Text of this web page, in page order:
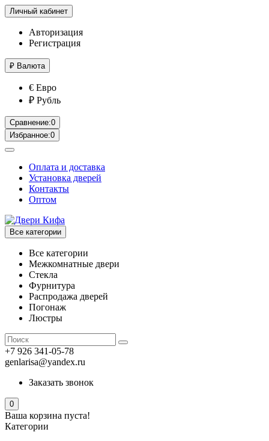
Личный кабинет
Авторизация
Регистрация
₽ Валюта
€ Евро
₽ Рубль
Сравнение:0
Избранное:0
Оплата и доставка
Установка дверей
Контакты
Оптом
Все категории
Все категории
Межкомнатные двери
Стекла
Фурнитура
Распродажа дверей
Погонаж
Люстры
+7 926 341-05-78
genlarisa@yandex.ru
Заказать звонок
0
Ваша корзина пуста!
Категории